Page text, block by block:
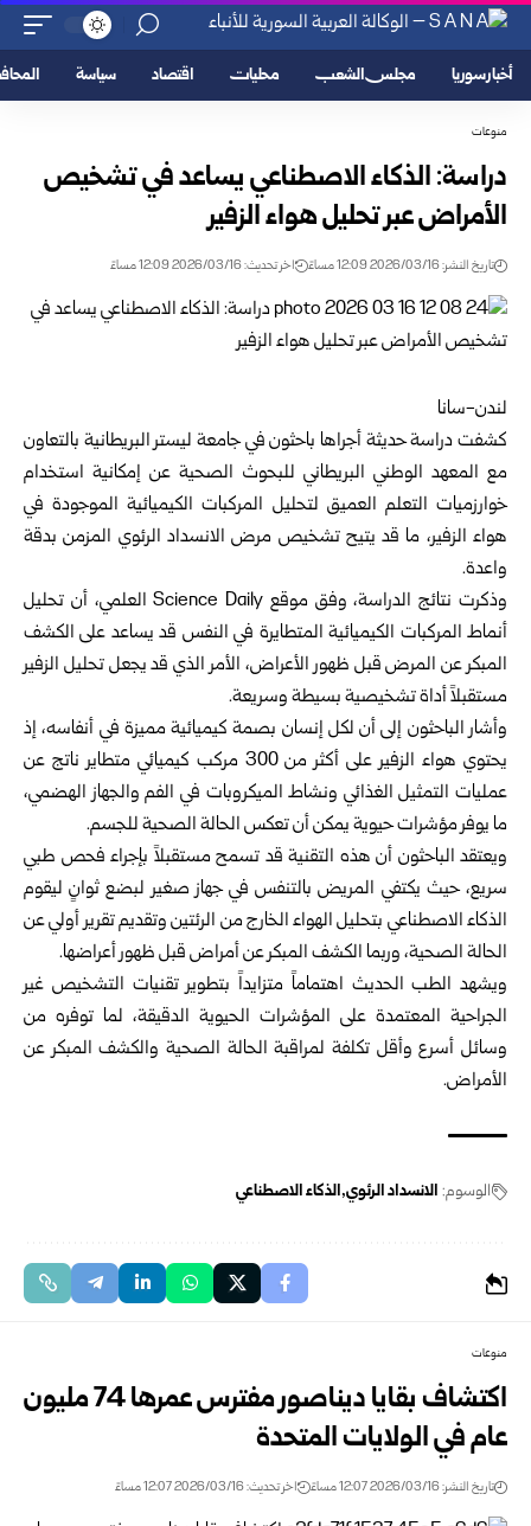
أخبار سوريا مجلس الشعب محليات اقتصاد سياسة
منوعات
دراسة: الذكاء الاصطناعي يساعد في تشخيص
الأمراض عبر تحليل هواء الزفير
تاريخ النشر: 2026/03/16 12:09 مساءً اخر تحديث: 2026/03/16 12:09 مساءً
لندن-سانا
كشفت دراسة حديثة أجراها باحثون في جامعة ليستر البريطانية بالتعاون
مع المعهد الوطني البريطاني للبحوث الصحية عن إمكانية استخدام
خوارزميات التعلم العميق لتحليل المركبات الكيميائية الموجودة في
هواء الزفير، ما قد يتيح تشخيص مرض الانسداد الرئوي المزمن بدقة
واعدة.
وذكرت نتائج الدراسة، وفق موقع Science Daily العلمي، أن تحليل
أنماط المركبات الكيميائية المتطايرة في النفس قد يساعد على الكشف
المبكر عن المرض قبل ظهور الأعراض، الأمر الذي قد يجعل تحليل الزفير
مستقبلاً أداة تشخيصية بسيطة وسريعة.
وأشار الباحثون إلى أن لكل إنسان بصمة كيميائية مميزة في أنفاسه، إذ
يحتوي هواء الزفير على أكثر من 300 مركب كيميائي متطاير ناتج عن
عمليات التمثيل الغذائي ونشاط الميكروبات في الفم والجهاز الهضمي،
ما يوفر مؤشرات حيوية يمكن أن تعكس الحالة الصحية للجسم.
ويعتقد الباحثون أن هذه التقنية قد تسمح مستقبلاً بإجراء فحص طبي
سريع، حيث يكتفي المريض بالتنفس في جهاز صغير لبضع ثوانٍ ليقوم
الذكاء الاصطناعي بتحليل الهواء الخارج من الرئتين وتقديم تقرير أولي عن
الحالة الصحية، وربما الكشف المبكر عن أمراض قبل ظهور أعراضها.
ويشهد الطب الحديث اهتماماً متزايداً بتطوير تقنيات التشخيص غير
الجراحية المعتمدة على المؤشرات الحيوية الدقيقة، لما توفره من
وسائل أسرع وأقل تكلفة لمراقبة الحالة الصحية والكشف المبكر عن
الأمراض.
الوسوم: الانسداد الرئوي الذكاء الاصطناعي
منوعات
اكتشاف بقايا ديناصور مفترس عمرها 74 مليون
عام في الولايات المتحدة
تاريخ النشر: 2026/03/16 12:07 مساءً اخر تحديث: 2026/03/16 12:07 مساءً